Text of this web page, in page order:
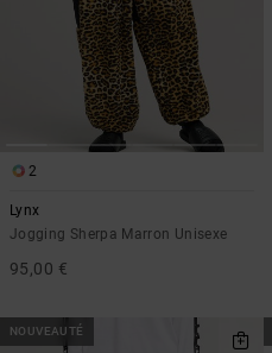
2
Lynx
Jogging Sherpa Marron Unisexe
95,00 €
NOUVEAUTÉ